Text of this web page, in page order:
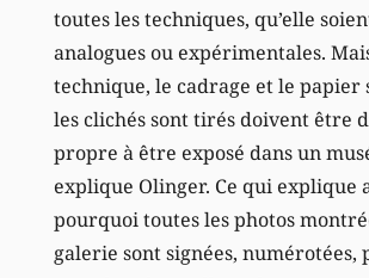
toutes les techniques, qu’elle
analogues ou expérimentales.
technique, le cadrage et le papier
les clichés sont tirés doivent être
propre à être exposé dans un
explique Olinger. Ce qui explique
pourquoi toutes les photos
galerie sont signées, numérotées,